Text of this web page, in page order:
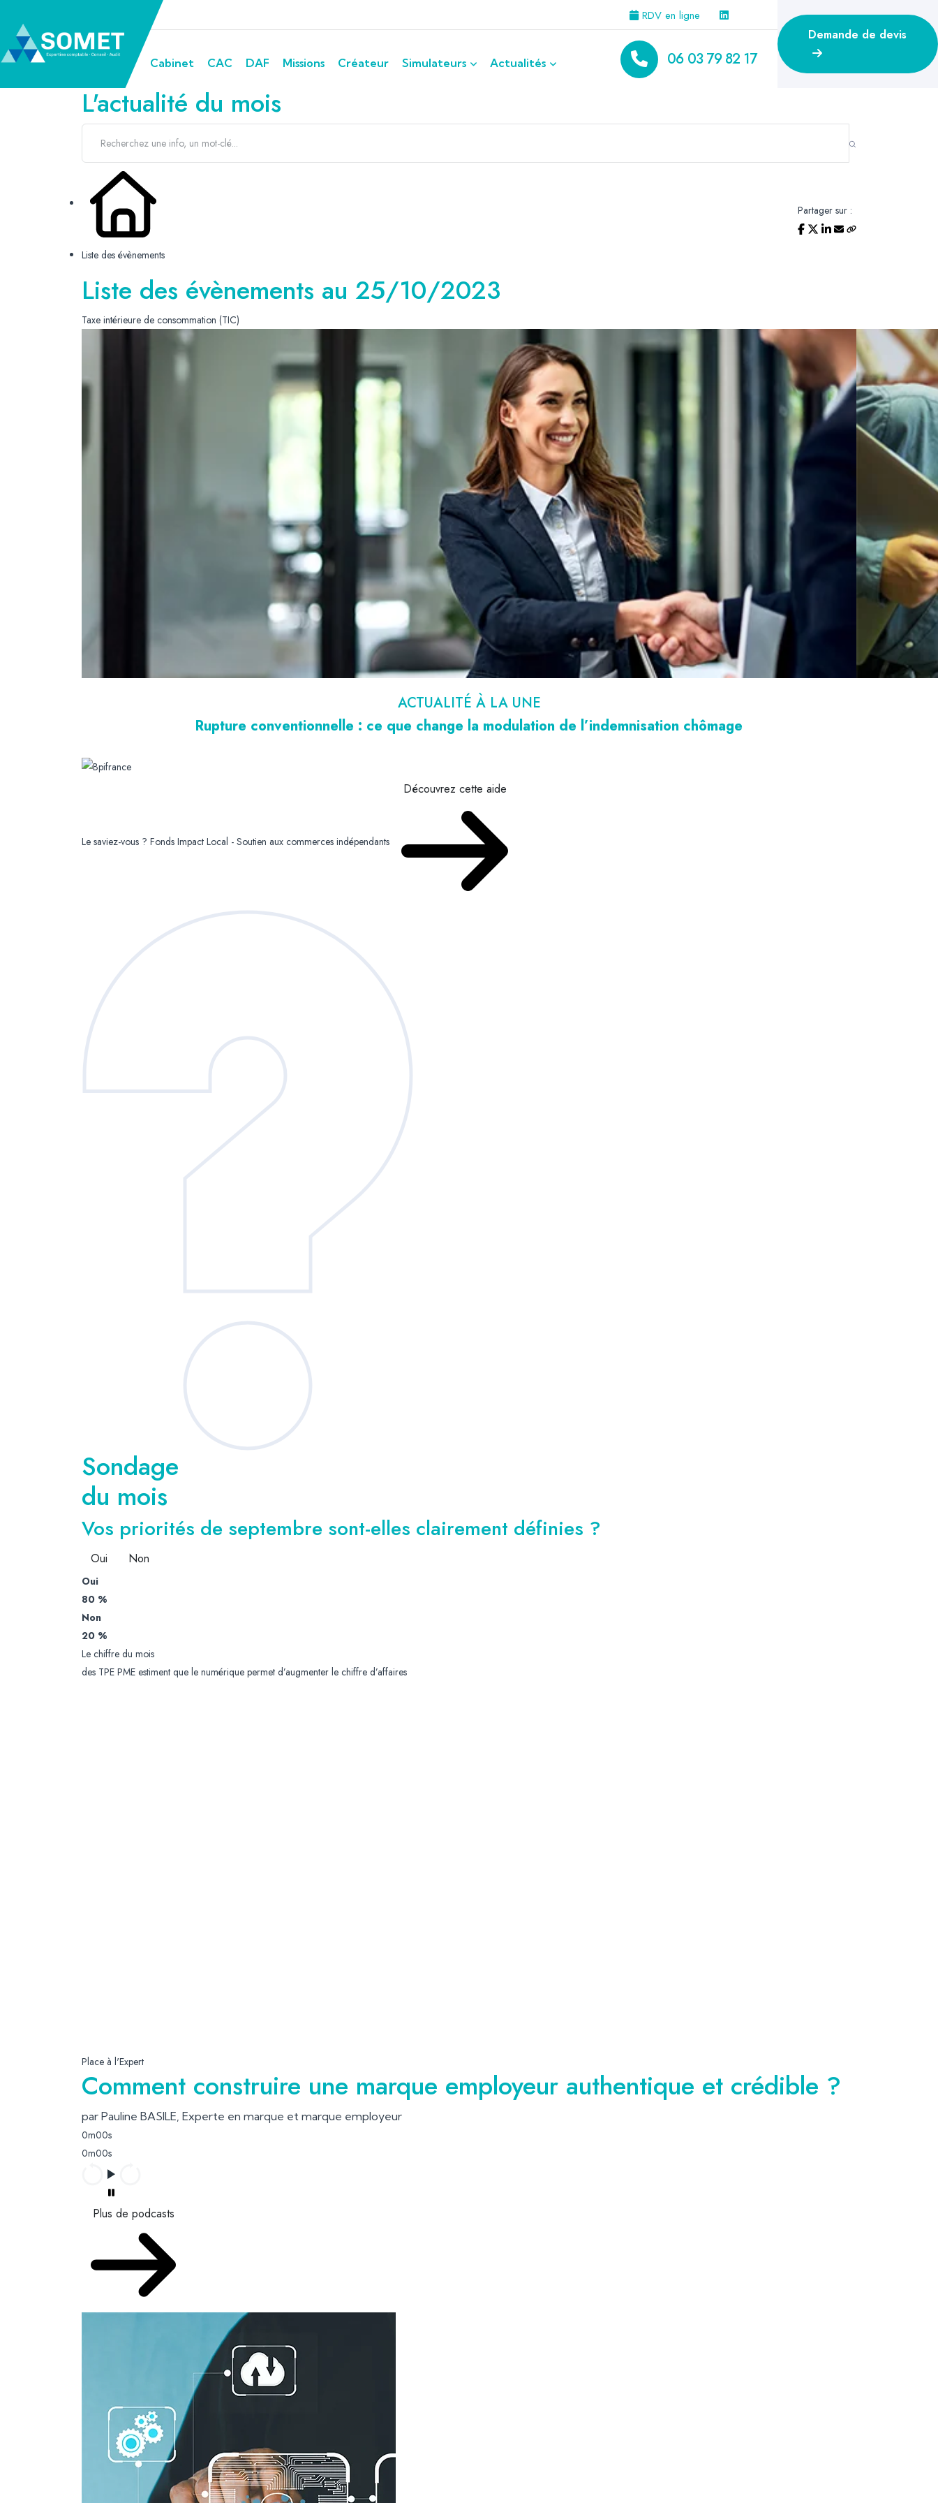
RDV en ligne
Cabinet CAC DAF Missions Créateur Simulateurs Actualités 06 03 79 82 17
Demande de devis
L'actualité du mois
Liste des évènements
Partager sur :
Liste des évènements au 25/10/2023
Taxe intérieure de consommation (TIC)
ACTUALITÉ À LA UNE
Rupture conventionnelle : ce que change la modulation de l’indemnisation chômage
Le saviez-vous ? Fonds Impact Local - Soutien aux commerces indépendants
Découvrez cette aide
Sondage
du mois
Vos priorités de septembre sont-elles clairement définies ?
Oui Non
Oui
80 %
Non
20 %
Le chiffre du mois
des TPE PME estiment que le numérique permet d’augmenter le chiffre d’affaires
Place à l'Expert
Comment construire une marque employeur authentique et crédible ?
par Pauline BASILE, Experte en marque et marque employeur
0m00s
0m00s
Plus de podcasts